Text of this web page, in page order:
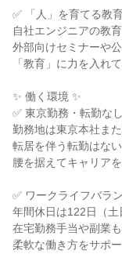
✅ 「人」を育てる教
自社エンジニアの教育
外部向けセミナーや
「教育」に力を入れ
✨ 働く環境 ✨
✅ 東京勤務・転勤なし
勤務地は東京本社ま
転居を伴う転勤はない
腰を据えてキャリアを
✅ ワークライフバラ
年間休日は122日（土
在宅勤務手当や副業も
柔軟な働き方をサポー